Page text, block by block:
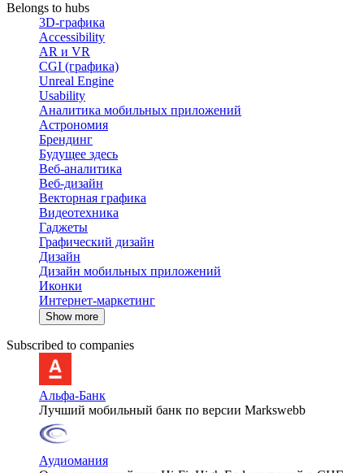
Belongs to hubs
3D-графика
Accessibility
AR и VR
CGI (графика)
Unreal Engine
Usability
Аналитика мобильных приложений
Астрономия
Брендинг
Будущее здесь
Веб-аналитика
Веб-дизайн
Векторная графика
Видеотехника
Гаджеты
Графический дизайн
Дизайн
Дизайн мобильных приложений
Иконки
Интернет-маркетинг
Show more
Subscribed to companies
Альфа-Банк
Лучший мобильный банк по версии Markswebb
Аудиомания